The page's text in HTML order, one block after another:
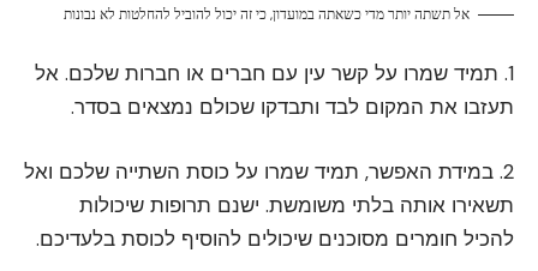
אל תשתה יותר מדי כשאתה במועדון, כי זה יכול להוביל להחלטות לא נבונות
1. תמיד שמרו על קשר עין עם חברים או חברות שלכם. אל
תעזבו את המקום לבד ותבדקו שכולם נמצאים בסדר.
2. במידת האפשר, תמיד שמרו על כוסת השתייה שלכם ואל
תשאירו אותה בלתי משומשת. ישנם תרופות שיכולות
להכיל חומרים מסוכנים שיכולים להוסיף לכוסת בלעדיכם.